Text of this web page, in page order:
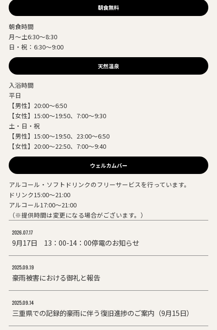
朝食無料
朝食時間
月～土6:30～8:30
日・祝：6:30～9:00
天然温泉
入浴時間
平日
【男性】20:00～6:50
【女性】15:00～19:50、7:00～9:30
土・日・祝
【男性】15:00～19:50、23:00～6:50
【女性】20:00～22:50、7:00～9:40
ウェルカムバー
アルコール・ソフトドリンクのフリーサービスを行っています。
ドリンク15:00～21:00
アルコール17:00～21:00
（※提供時間は変更になる場合がございます。）
2026.07.17
9月17日 13：00-14：00停電のお知らせ
2025.09.19
豪雨被害における御礼と報告
2025.09.14
三重県での記録的豪雨に伴う復旧進捗のご案内（9月15日）